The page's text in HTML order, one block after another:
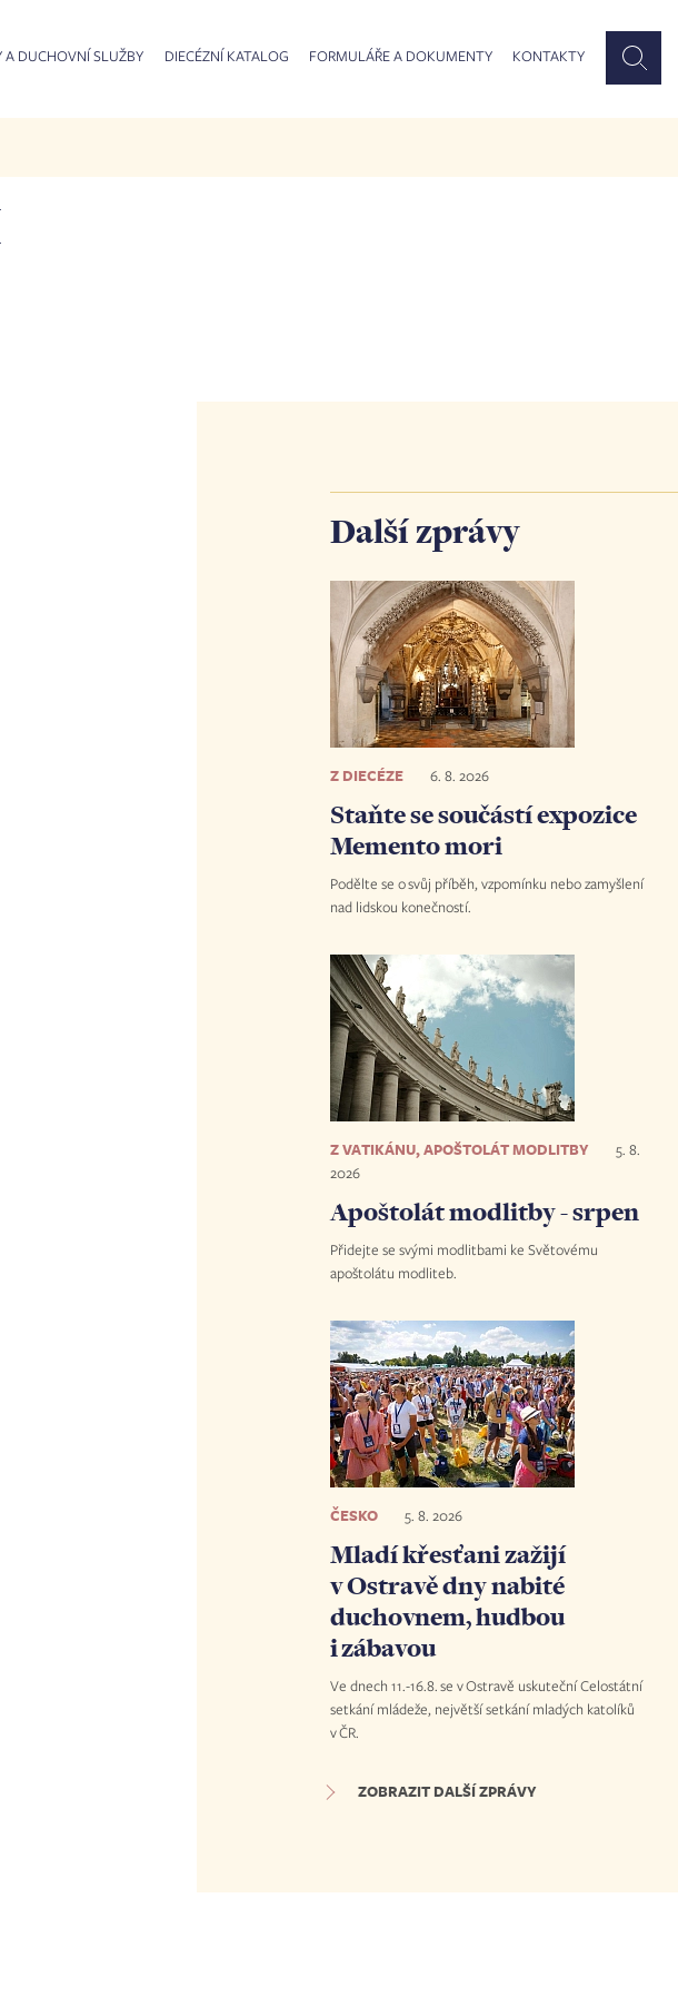
A DUCHOVNÍ SLUŽBY DIECÉZNÍ KATALOG FORMULÁŘE A DOKUMENTY KONTAKTY
Další zprávy
Z DIECÉZE 6. 8. 2026
Staňte se součástí expozice
Memento mori
Podělte se o svůj příběh, vzpomínku nebo zamyšlení
nad lidskou konečností.
Z VATIKÁNU, APOŠTOLÁT MODLITBY
5. 8.
2026
Apoštolát modlitby - srpen
Přidejte se svými modlitbami ke Světovému
apoštolátu modliteb.
ČESKO 5. 8. 2026
Mladí křesťani zažijí
v Ostravě dny nabité
duchovnem, hudbou
i zábavou
Ve dnech 11.-16.8. se v Ostravě uskuteční Celostátní
setkání mládeže, největší setkání mladých katolíků
v ČR.
ZOBRAZIT DALŠÍ ZPRÁVY